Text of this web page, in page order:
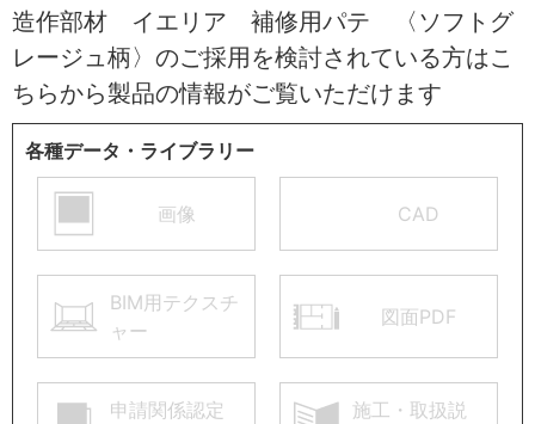
造作部材 イエリア 補修用パテ 〈ソフトグ
レージュ柄〉のご採用を検討されている方はこ
ちらから製品の情報がご覧いただけます
各種データ・ライブラリー
画像 CAD
BIM用テクスチ
ャー
図面PDF
申請関係認定
施工・取扱説